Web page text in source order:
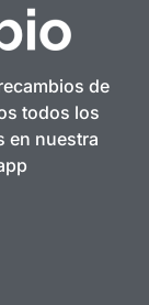
de
todos los
en nuestra